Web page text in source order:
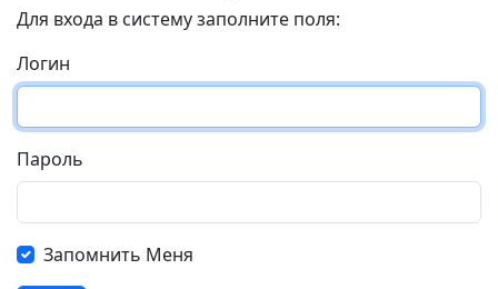
Для входа в систему заполните поля:
Логин
Пароль
Запомнить Меня